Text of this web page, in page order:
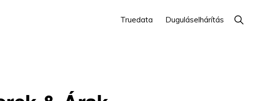
Truedata Duguláselhárítás Show
Search